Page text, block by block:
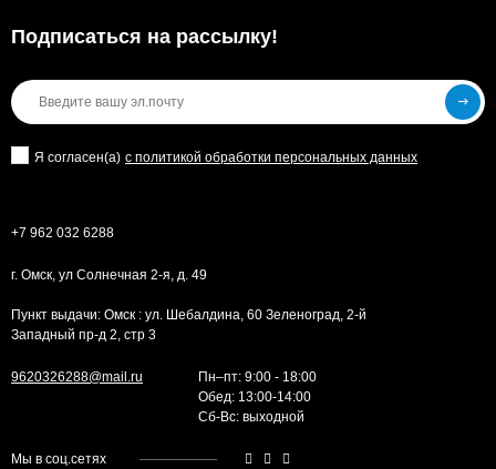
Подписаться на рассылкy!
Я согласен(a) с политикой обработки персональных данных
+7 962 032 6288
г. Омск, ул Солнечная 2-я, д. 49
Пункт выдачи: Омск : ул. Шебалдина, 60 Зеленоград, 2-й
Западный пр-д 2, стр 3
9620326288@mail.ru
Пн–пт: 9:00 - 18:00
Обед: 13:00-14:00
Cб-Вс: выходной
Мы в соц.сетях